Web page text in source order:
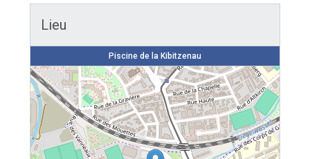
Lieu
Piscine de la Kibitzenau